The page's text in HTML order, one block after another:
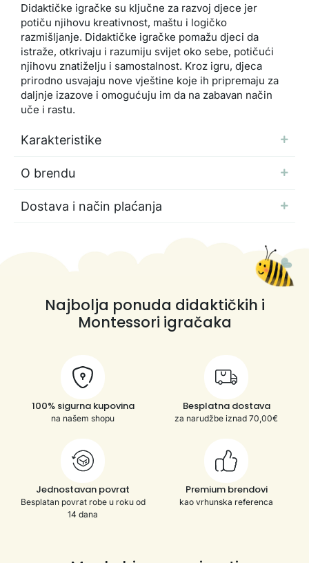
Didaktičke igračke su ključne za razvoj djece jer
potiču njihovu kreativnost, maštu i logičko
razmišljanje. Didaktičke igračke pomažu djeci da
istraže, otkrivaju i razumiju svijet oko sebe, potičući
njihovu znatiželju i samostalnost. Kroz igru, djeca
prirodno usvajaju nove vještine koje ih pripremaju za
daljnje izazove i omogućuju im da na zabavan način
uče i rastu.
Karakteristike
O brendu
Dostava i način plaćanja
Najbolja ponuda didaktičkih i
Montessori igračaka
100% sigurna kupovina
na našem shopu
Besplatna dostava
za narudžbe iznad 70,00€
Jednostavan povrat
Besplatan povrat robe u roku od
14 dana
Premium brendovi
kao vrhunska referenca